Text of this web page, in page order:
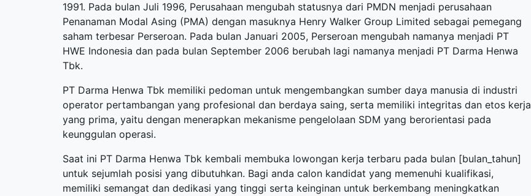
1991. Pada bulan Juli 1996, Perusahaan mengubah statusnya dari PMDN menjadi perusahaan
Penanaman Modal Asing (PMA) dengan masuknya Henry Walker Group Limited sebagai pemegang
saham terbesar Perseroan. Pada bulan Januari 2005, Perseroan mengubah namanya menjadi PT
HWE Indonesia dan pada bulan September 2006 berubah lagi namanya menjadi PT Darma Henwa
Tbk.
PT Darma Henwa Tbk memiliki pedoman untuk mengembangkan sumber daya manusia di industri
operator pertambangan yang profesional dan berdaya saing, serta memiliki integritas dan etos kerja
yang prima, yaitu dengan menerapkan mekanisme pengelolaan SDM yang berorientasi pada
keunggulan operasi.
Saat ini PT Darma Henwa Tbk kembali membuka lowongan kerja terbaru pada bulan [bulan_tahun]
untuk sejumlah posisi yang dibutuhkan. Bagi anda calon kandidat yang memenuhi kualifikasi,
memiliki semangat dan dedikasi yang tinggi serta keinginan untuk berkembang meningkatkan